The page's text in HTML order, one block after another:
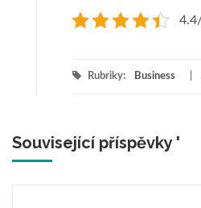
Rubriky: Business
Související příspěvky '